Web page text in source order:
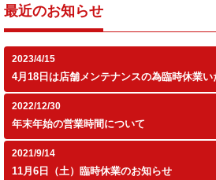
最近のお知らせ
2023/4/15
4月18日は店舗メンテナンスの為臨時休業い
2022/12/30
年末年始の営業時間について
2021/9/14
11月6日（土）臨時休業のお知らせ